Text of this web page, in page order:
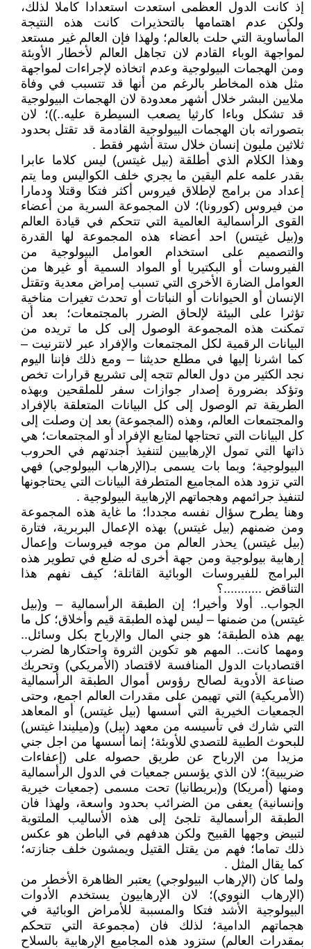
إذ كانت الدول العظمى استعدت استعدادا كاملا لذلك،
ولكن عدم اهتمامها بالتحذيرات كانت هذه النتيجة
المأساوية التي حلت بالعالم؛ ولهذا فإن العالم غير مستعد
لمواجهة الوباء القادم لان تجاهل العالم لأخطار الأوبئة
ومن الهجمات البيولوجية وعدم اتخاذه لإجراءات لمواجهة
مثل هذه المخاطر بالرغم من أنها قد تتسبب في وفاة
ملايين البشر خلال أشهر معدودة لان الهجمات البيولوجية
قد تشكل وباءا كارثيا يصعب السيطرة عليه..))؛ لان
بتصوراته بان الهجمات البيولوجية القادمة قد تقتل بحدود
ثلاثين مليون إنسان خلال ستة أشهر فقط .
وهذا الكلام الذي أطلقة (بيل غيتس) ليس كلاما عابرا
بقدر علمه علم اليقين ما يجري خلف الكواليس وما يتم
إعداد من برامج لإطلاق فيروس أكثر فتكا وقتلا ودمارا
من فيروس (كورونا)؛ لان المجموعة السرية من أعضاء
القوى الرأسمالية العالمية التي تتحكم في قيادة العالم
و(بيل غيتس) احد أعضاء هذه المجموعة لها القدرة
والتصميم على استخدام العوامل البيولوجية من
الفيروسات أو البكتيريا أو المواد السمية أو غيرها من
العوامل الضارة الأخرى التي تسبب إمراض معدية وتقتل
الإنسان أو الحيوانات أو النباتات أو تحدث تغيرات مناخية
تؤثرا على البيئة لإلحاق الضرر بالمجتمعات؛ بعد أن
تمكنت هذه المجموعة الوصول إلى كل ما تريده من
البيانات الرقمية لكل المجتمعات والإفراد عبر لانترنيت –
كما اشرنا إليها في مطلع حديثنا – ومع ذلك فإننا اليوم
نجد الكثير من دول العالم تتجه إلى تشريع قرارات تخص
وتؤكد بضرورة إصدار جوازات سفر للملقحين وبهذه
الطريقة تم الوصول إلى كل البيانات المتعلقة بالإفراد
والمجتمعات العالم، وهذه (المجموعة) بعد إن وصلت إلى
كل البيانات التي تحتاجها لمتابع الإفراد أو المجتمعات؛ هي
ذاتها التي تمول الإرهابيين لتنفيذ أجندتهم في الحروب
البيولوجية؛ وبما بات يسمى بـ(الإرهاب البيولوجي) فهي
التي تزود هذه المجاميع المتطرفة البيانات التي يحتاجونها
لتنفيذ جرائمهم وهجماتهم الإرهابية البيولوجية .
وهنا يطرح سؤال نفسه مجددا؛ ما غاية هذه المجموعة
ومن ضمنهم (بيل غيتس) بهذه الإعمال البربرية، فتارة
(بيل غيتس) يحذر العالم من موجه فيروسات وإعمال
إرهابية بيولوجية ومن جهة أخرى له ضلع في تطوير هذه
البرامج للفيروسات الوبائية القاتلة؛ كيف نفهم هذا
التناقض ...........؟
الجواب.. أولا وأخيرا؛ إن الطبقة الرأسمالية – و(بيل
غيتس) من ضمنها – ليس لهذه الطبقة قيم وأخلاق؛ كل ما
يهم هذه الطبقة؛ هو جني المال والإرباح بكل وسائل..
ومهما كانت.. المهم هو تكوين الثروة واحتكارها لضرب
اقتصاديات الدول المنافسة لاقتصاد (الأمريكي) وتحريك
صناعة الأدوية لصالح رؤوس أموال الطبقة الرأسمالية
(الأمريكية) التي تهيمن على مقدرات العالم اجمع، وحتى
الجمعيات الخيرية التي أسسها (بيل غيتس) أو المعاهد
التي شارك في تأسيسه من معهد (بيل) و(ميليندا غيتس)
للبحوث الطبية للتصدي للأوبئة؛ إنما أسسها من اجل جني
مزيدا من الإرباح عن طريق حصوله على (إعفاءات
ضريبية)؛ لان الذي يؤسس جمعيات في الدول الرأسمالية
ومنها (أمريكا) و(بريطانيا) تحت مسمى (جمعيات خيرية
وإنسانية) يعفى من الضرائب بحدود واسعة، ولهذا فان
الطبقة الرأسمالية تلجئ إلى هذه الأساليب الملتوية
لتبيض وجهها القبيح ولكن هدفهم في الباطن هو عكس
ذلك تماما؛ فهم من يقتل القتيل ويمشون خلف جنازته؛
كما يقال المثل .
ولما كان (الإرهاب البيولوجي) يعتبر الظاهرة الأخطر من
(الإرهاب النووي)؛ لان الإرهابيون يستخدم الأدوات
البيولوجية الأشد فتكا والمسببة للأمراض الوبائية في
هجماتهم الدامية؛ لذلك فان (مجموعة التي تتحكم
بمقدرات العالم) ستزود هذه المجاميع الإرهابية بالسلاح